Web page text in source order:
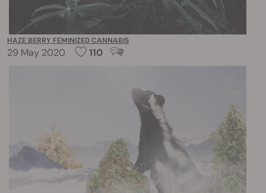
HAZE BERRY FEMINIZED CANNABIS
29 May 2020 110